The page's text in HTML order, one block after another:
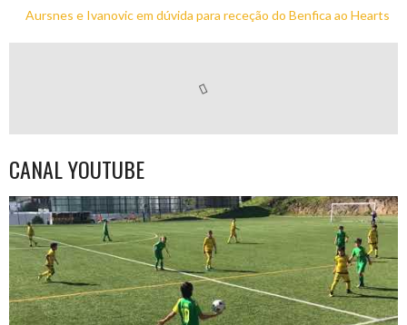
Aursnes e Ivanovic em dúvida para receção do Benfica ao Hearts
CANAL YOUTUBE